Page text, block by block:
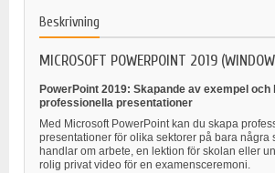
Beskrivning
MICROSOFT POWERPOINT 2019
PowerPoint 2019: Skapande av exempel och
professionella presentationer
Med Microsoft PowerPoint kan du skapa
presentationer för olika sektorer på bara några
handlar om arbete, en lektion för skolan eller
rolig privat video för en examensceremoni.